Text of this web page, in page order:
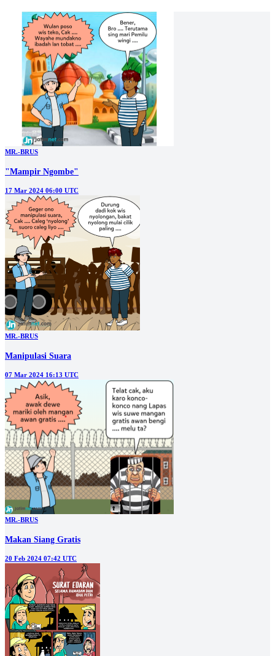
MR.-BRUS
"Mampir Ngombe"
17 Mar 2024 06:00 UTC
MR.-BRUS
Manipulasi Suara
07 Mar 2024 16:13 UTC
MR.-BRUS
Makan Siang Gratis
20 Feb 2024 07:42 UTC